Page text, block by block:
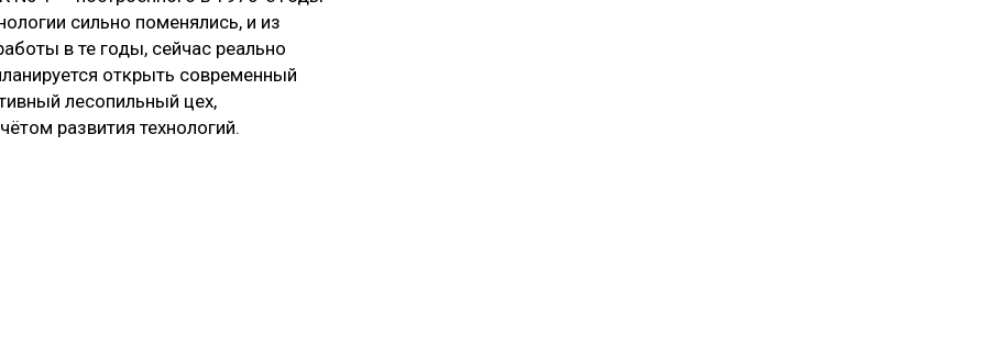
сильно поменялись, и из
в те годы, сейчас реально
открыть современный
лесопильный цех,
развития технологий.